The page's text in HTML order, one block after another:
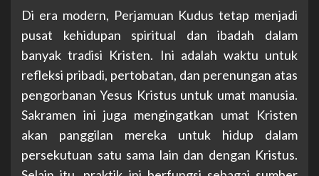
Di era modern, Perjamuan Kudus tetap menjadi
pusat kehidupan spiritual dan ibadah dalam
banyak tradisi Kristen. Ini adalah waktu untuk
refleksi pribadi, pertobatan, dan perenungan atas
pengorbanan Yesus Kristus untuk umat manusia.
Sakramen ini juga mengingatkan umat Kristen
akan panggilan mereka untuk hidup dalam
persekutuan satu sama lain dan dengan Kristus.